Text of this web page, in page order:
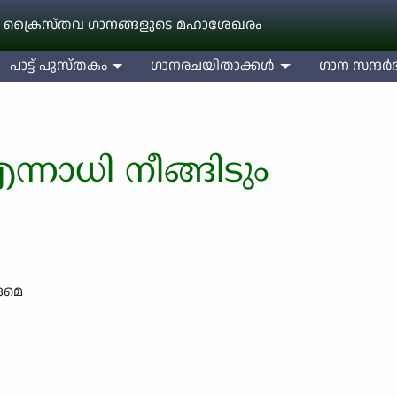
ക്രൈസ്തവ ഗാനങ്ങളുടെ മഹാശേഖരം
പാട്ട് പുസ്തകം ഗാനരചയിതാക്കള്‍ ഗാന
നീങ്ങിടും